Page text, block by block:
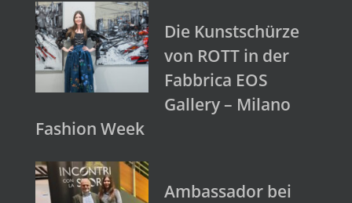
Die Kunstschürze
von ROTT in der
Fabbrica EOS
Gallery – Milano
Fashion Week
Ambassador bei